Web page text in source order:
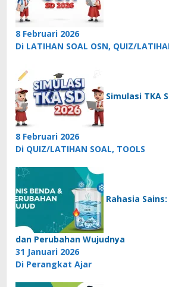
8 Februari 2026
Di LATIHAN SOAL OSN, QUIZ/
Simulasi TKA
8 Februari 2026
Di QUIZ/LATIHAN SOAL, TOOLS
Rahasia
dan Perubahan Wujudnya
31 Januari 2026
Di Perangkat Ajar